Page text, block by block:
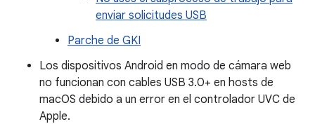
enviar solicitudes USB
Parche de GKI
Los dispositivos Android en modo de cámara web
no funcionan con cables USB 3.0+ en hosts de
macOS debido a un error en el controlador UVC de
Apple.